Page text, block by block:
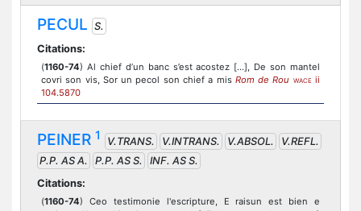
PECUL S.
Citations:
(1160-74) Al chief d’un banc s’est acostez [...], De son mantel
covri son vis, Sor un pecol son chief a mis Rom de Rou WACE ii
104.5870
PEINER 1 V.TRANS. V.INTRANS. V.ABSOL.
V.REFL.
P.P. AS A.
P.P. AS S.
INF. AS S.
Citations:
(1160-74) Ceo testimonie l'escripture, E raisun est bien e